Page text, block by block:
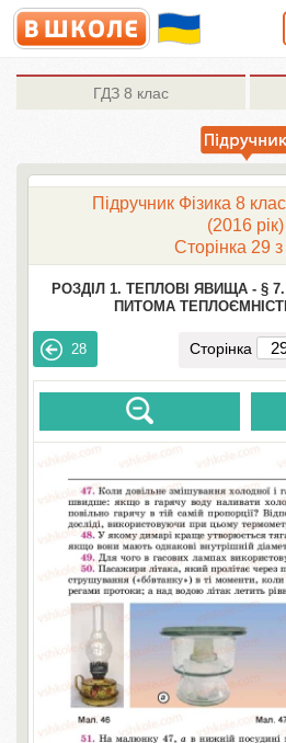
ГДЗ 8 клас
Підручник Фізика 8
(2016 рік)
Сторінка 29
РОЗДІЛ 1. ТЕПЛОВІ ЯВИЩА - §
ПИТОМА
28 Сторінка